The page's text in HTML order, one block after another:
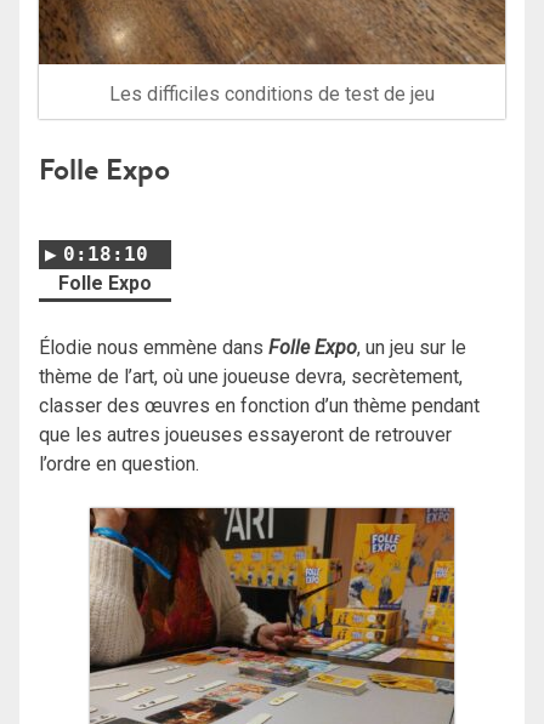
Les difficiles conditions de test de jeu
Folle Expo
0:18:10
Folle Expo
Élodie nous emmène dans Folle Expo, un jeu sur le
thème de l’art, où une joueuse devra, secrètement,
classer des œuvres en fonction d’un thème pendant
que les autres joueuses essayeront de retrouver
l’ordre en question.